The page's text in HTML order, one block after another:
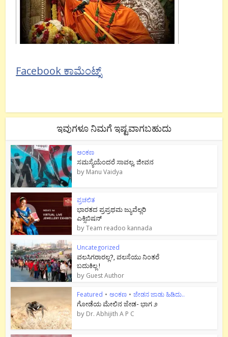
Facebook ಕಾಮೆಂಟ್ಸ್
ಇವುಗಳೂ ನಿಮಗೆ ಇಷ್ಟವಾಗಬಹುದು
ಅಂಕಣ
ಸಮಸ್ಯೆಯೆಂದರೆ ಸಾವಲ್ಲ, ಜೀವನ
by Manu Vaidya
ಪ್ರಚಲಿತ
ಭಾರತದ ಪ್ರಪ್ರಥಮ ಜ್ಯುವೆಲ್ಲರಿ
ಎಕ್ಸಿಬಿಷನ್
byTeam readoo kannada
Uncategorized
ವಲಸಿಗರಾರಲ್ಲ?, ವಲಸೆಯು ನಿಂತರೆ
ಬದುಕಿಲ್ಲ !
by Guest Author
Featured • ಅಂಕಣ • ಜೇಡನ ಜಾಡು ಹಿಡಿದು..
ಗೋಡೆಯ ಮೇಲಿನ ಜೇಡ- ಭಾಗ ೨
by Dr. Abhijith A P C